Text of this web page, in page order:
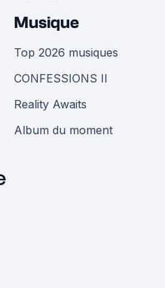
Musique
Top 2026 musiques
CONFESSIONS II
Reality Awaits
Album du moment